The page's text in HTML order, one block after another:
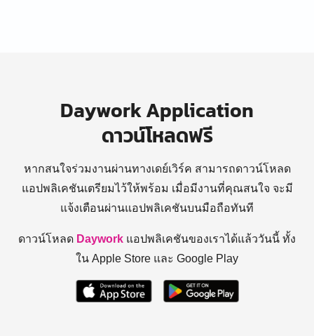
Daywork Application
ดาวน์โหลดฟรี
หากสนใจร่วมงานผ่านทางเดย์เวิร์ค สามารถดาวน์โหลด
แอปพลิเคชันเตรียมไว้ให้พร้อม เมื่อมีงานที่คุณสนใจ จะมี
แจ้งเตือนผ่านแอปพลิเคชันบนมือถือทันที
ดาวน์โหลด Daywork แอปพลิเคชันของเราได้แล้ววันนี้ ทั้ง
ใน Apple Store และ Google Play